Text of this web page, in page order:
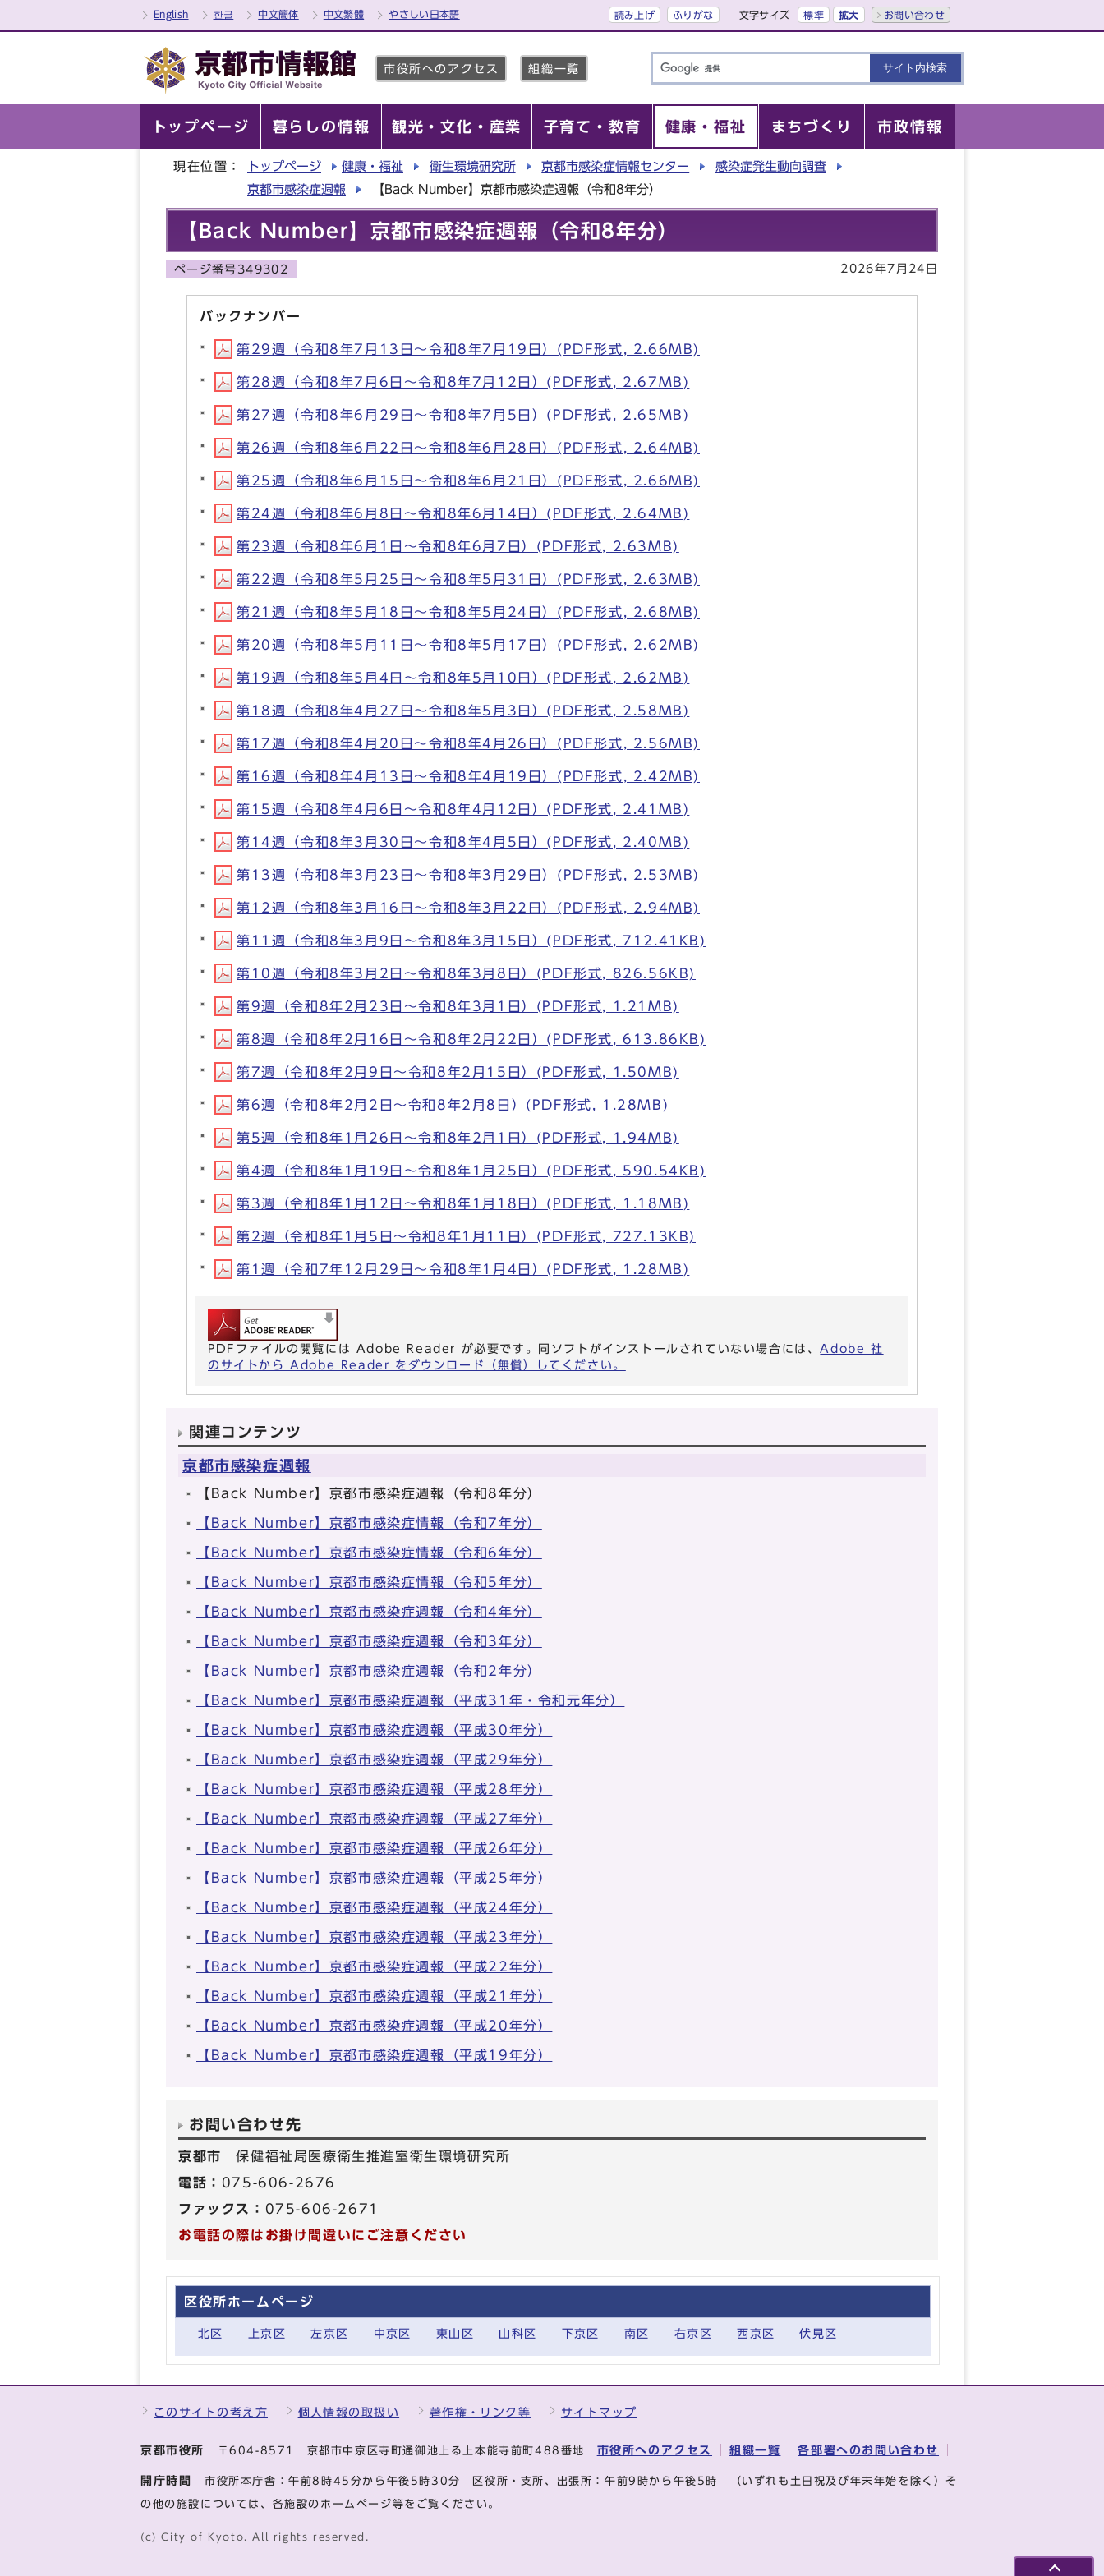
English 한글 中文簡体 中文繁體 やさしい日本語 読み上げ ふりがな 文字サイズ 標準 拡大 お問い合わせ
市役所へのアクセス 組織一覧
トップページ 暮らしの情報 観光・文化・産業 子育て・教育 健康・福祉 まちづくり 市政情報
現在位置： トップページ 健康・福祉 衛生環境研究所 京都市感染症情報センター
感染症発生動向調査
京都市感染症週報
【Back Number】京都市感染症週報（令和8年分）
【Back Number】京都市感染症週報（令和8年分）
ページ番号349302 2026年7月24日
バックナンバー
第29週（令和8年7月13日～令和8年7月19日）(PDF形式, 2.66MB)
第28週（令和8年7月6日～令和8年7月12日）(PDF形式, 2.67MB)
第27週（令和8年6月29日～令和8年7月5日）(PDF形式, 2.65MB)
第26週（令和8年6月22日～令和8年6月28日）(PDF形式, 2.64MB)
第25週（令和8年6月15日～令和8年6月21日）(PDF形式, 2.66MB)
第24週（令和8年6月8日～令和8年6月14日）(PDF形式, 2.64MB)
第23週（令和8年6月1日～令和8年6月7日）(PDF形式, 2.63MB)
第22週（令和8年5月25日～令和8年5月31日）(PDF形式, 2.63MB)
第21週（令和8年5月18日～令和8年5月24日）(PDF形式, 2.68MB)
第20週（令和8年5月11日～令和8年5月17日）(PDF形式, 2.62MB)
第19週（令和8年5月4日～令和8年5月10日）(PDF形式, 2.62MB)
第18週（令和8年4月27日～令和8年5月3日）(PDF形式, 2.58MB)
第17週（令和8年4月20日～令和8年4月26日）(PDF形式, 2.56MB)
第16週（令和8年4月13日～令和8年4月19日）(PDF形式, 2.42MB)
第15週（令和8年4月6日～令和8年4月12日）(PDF形式, 2.41MB)
第14週（令和8年3月30日～令和8年4月5日）(PDF形式, 2.40MB)
第13週（令和8年3月23日～令和8年3月29日）(PDF形式, 2.53MB)
第12週（令和8年3月16日～令和8年3月22日）(PDF形式, 2.94MB)
第11週（令和8年3月9日～令和8年3月15日）(PDF形式, 712.41KB)
第10週（令和8年3月2日～令和8年3月8日）(PDF形式, 826.56KB)
第9週（令和8年2月23日～令和8年3月1日）(PDF形式, 1.21MB)
第8週（令和8年2月16日～令和8年2月22日）(PDF形式, 613.86KB)
第7週（令和8年2月9日～令和8年2月15日）(PDF形式, 1.50MB)
第6週（令和8年2月2日～令和8年2月8日）(PDF形式, 1.28MB)
第5週（令和8年1月26日～令和8年2月1日）(PDF形式, 1.94MB)
第4週（令和8年1月19日～令和8年1月25日）(PDF形式, 590.54KB)
第3週（令和8年1月12日～令和8年1月18日）(PDF形式, 1.18MB)
第2週（令和8年1月5日～令和8年1月11日）(PDF形式, 727.13KB)
第1週（令和7年12月29日～令和8年1月4日）(PDF形式, 1.28MB)
PDFファイルの閲覧には Adobe Reader が必要です。同ソフトがインストールされていない場合には、Adobe 社
のサイトから Adobe Reader をダウンロード（無償）してください。
関連コンテンツ
京都市感染症週報
【Back Number】京都市感染症週報（令和8年分）
【Back Number】京都市感染症情報（令和7年分）
【Back Number】京都市感染症情報（令和6年分）
【Back Number】京都市感染症情報（令和5年分）
【Back Number】京都市感染症週報（令和4年分）
【Back Number】京都市感染症週報（令和3年分）
【Back Number】京都市感染症週報（令和2年分）
【Back Number】京都市感染症週報（平成31年・令和元年分）
【Back Number】京都市感染症週報（平成30年分）
【Back Number】京都市感染症週報（平成29年分）
【Back Number】京都市感染症週報（平成28年分）
【Back Number】京都市感染症週報（平成27年分）
【Back Number】京都市感染症週報（平成26年分）
【Back Number】京都市感染症週報（平成25年分）
【Back Number】京都市感染症週報（平成24年分）
【Back Number】京都市感染症週報（平成23年分）
【Back Number】京都市感染症週報（平成22年分）
【Back Number】京都市感染症週報（平成21年分）
【Back Number】京都市感染症週報（平成20年分）
【Back Number】京都市感染症週報（平成19年分）
お問い合わせ先
京都市保健福祉局医療衛生推進室衛生環境研究所
電話： 075-606-2676
ファックス： 075-606-2671
お電話の際はお掛け間違いにご注意ください
区役所ホームページ
北区 上京区 左京区 中京区 東山区 山科区 下京区 南区 右京区 西京区 伏見区
このサイトの考え方 個人情報の取扱い 著作権・リンク等 サイトマップ
京都市役所 〒604-8571 京都市中京区寺町通御池上る上本能寺前町488番地 市役所へのアクセス 組織一覧 各部署へのお問い合わせ
開庁時間 市役所本庁舎：午前8時45分から午後5時30分 区役所・支所、出張所：午前9時から午後5時 （いずれも土日祝及び年末年始を除く）そ
の他の施設については、各施設のホームページ等をご覧ください。
(c) City of Kyoto. All rights reserved.